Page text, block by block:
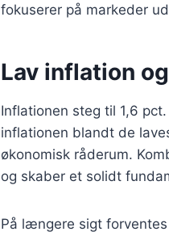
fokuserer på markeder
Lav inflation
Inflationen steg til 1,6
inflationen blandt de
økonomisk råderum.
og skaber et solidt
På længere sigt